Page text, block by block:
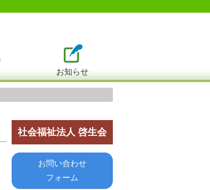
お知らせ
社会福祉法人 啓生会
お問い合わせ
フォーム